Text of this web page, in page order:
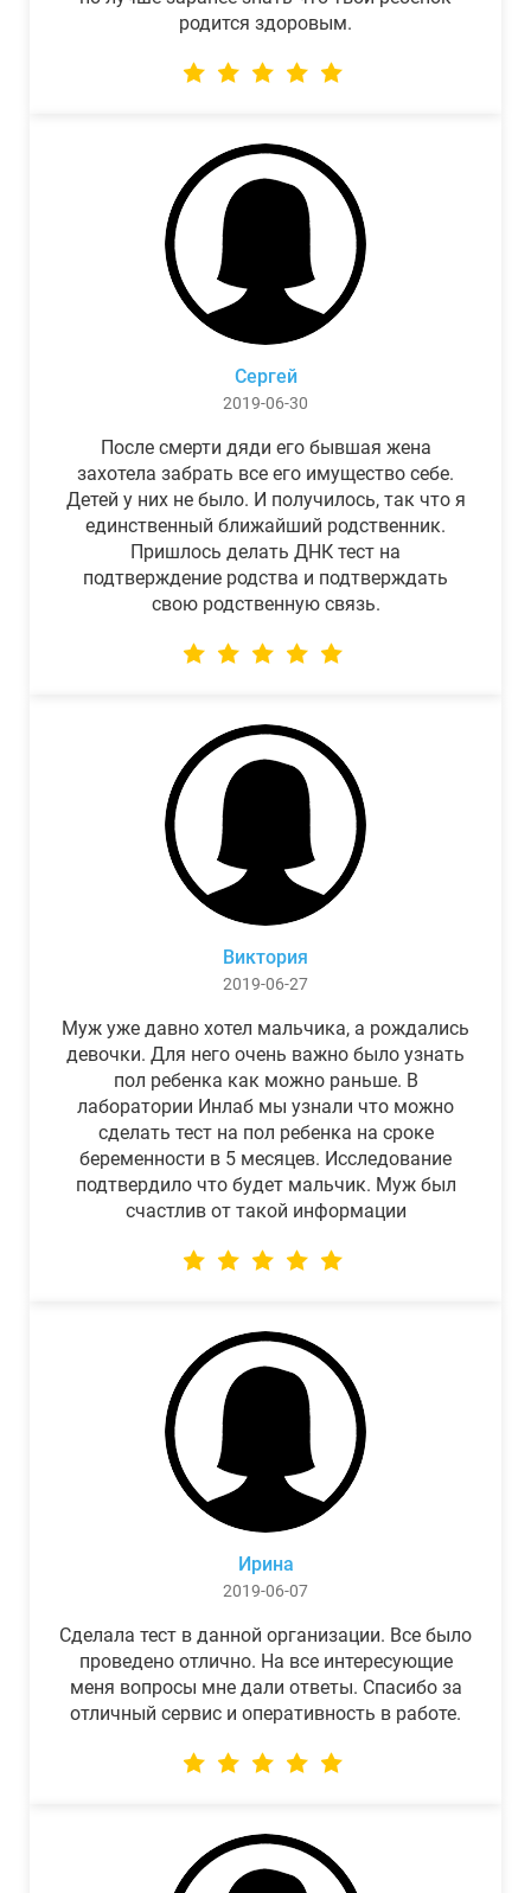
родится здоровым.
Сергей
2019-06-30
После смерти дяди его бывшая жена
захотела забрать все его имущество себе.
Детей у них не было. И получилось, так что я
единственный ближайший родственник.
Пришлось делать ДНК тест на
подтверждение родства и подтверждать
свою родственную связь.
Виктория
2019-06-27
Муж уже давно хотел мальчика, а рождались
девочки. Для него очень важно было узнать
пол ребенка как можно раньше. В
лаборатории Инлаб мы узнали что можно
сделать тест на пол ребенка на сроке
беременности в 5 месяцев. Исследование
подтвердило что будет мальчик. Муж был
счастлив от такой информации
Ирина
2019-06-07
Сделала тест в данной организации. Все было
проведено отлично. На все интересующие
меня вопросы мне дали ответы. Спасибо за
отличный сервис и оперативность в работе.